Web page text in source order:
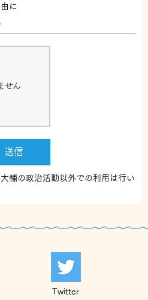
に
せん
送信
輔の政治活動以外での利用は行い
Twitter